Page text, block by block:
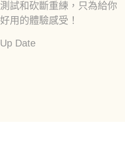
試和砍斷重練，只為給你
用的體驗感受！
Date